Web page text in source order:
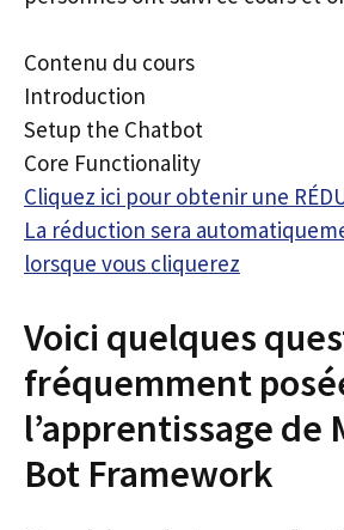
Contenu du cours
Introduction
Setup the Chatbot
Core Functionality
Cliquez ici pour obtenir une
La réduction sera
lorsque vous cliquerez
Voici quelques
fréquemment
l’apprentissage de
Bot Framework